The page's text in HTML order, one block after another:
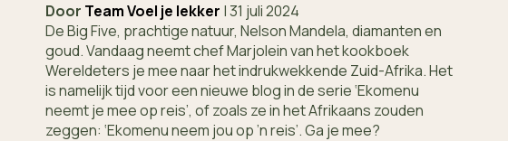
Door Team Voel je lekker |31 juli 2024
De Big Five, prachtige natuur, Nelson Mandela, diamanten en
goud. Vandaag neemt chef Marjolein van het kookboek
Wereldeters je mee naar het indrukwekkende Zuid-Afrika. Het
is namelijk tijd voor een nieuwe blog in de serie ‘Ekomenu
neemt je mee op reis’, of zoals ze in het Afrikaans zouden
zeggen: ‘Ekomenu neem jou op ’n reis’. Ga je mee?